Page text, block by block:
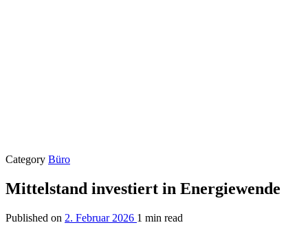
Category Büro
Mittelstand investiert in Energiewende
Published on 2. Februar 2026 1 min read